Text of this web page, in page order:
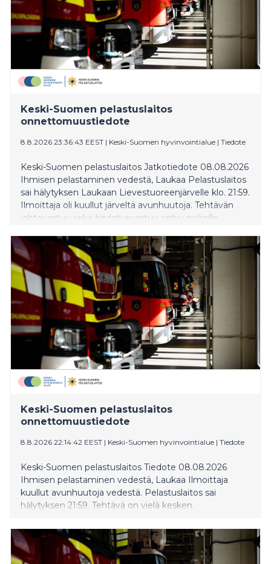
Täältä mennään kotiin tekemään teknisiä juttuja,
niitäkin pitää vähän harjoitella, mikä näkyi tänään. Los
Angelesin olympialaisten kisapaikkana toimiva San
Pedro suomalaiskaksikon mieleen. – Meillä oli hauska
kisa ylipäätään. Täällä on hienoa purjehtia. Lämmintä
on vähän yli 30 astetta, ja vesi on lämmintä. Välillä
tuulee vähän enemmän, välillä vähemmän ja on
Keski-Suomen pelastuslaitos
onnettomuustiedote
8.8.2026 23:36:43 EEST | Keski-Suomen hyvinvointialue | Tiedote
Keski-Suomen pelastuslaitos Jatkotiedote 08.08.2026
Ihmisen pelastaminen vedestä, Laukaa Pelastuslaitos
sai hälytyksen Laukaan Lievestuoreenjärvelle klo. 21:59.
Ilmoittaja oli kuullut järveltä avunhuutoja. Tehtävän
johtovastuu sekä tiedotusvastuu siirtyy poliisille.
Keski-Suomen pelastuslaitos
onnettomuustiedote
8.8.2026 22:14:42 EEST | Keski-Suomen hyvinvointialue | Tiedote
Keski-Suomen pelastuslaitos Tiedote 08.08.2026
Ihmisen pelastaminen vedestä, Laukaa Ilmoittaja
kuullut avunhuutoja vedestä. Pelastuslaitos sai
hälytyksen 21:59. Tehtävä on vielä kesken.